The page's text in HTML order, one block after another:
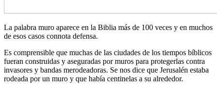
La palabra muro aparece en la Biblia más de 100 veces y en muchos
de esos casos connota defensa.
Es comprensible que muchas de las ciudades de los tiempos bíblicos
fueran construidas y aseguradas por muros para protegerlas contra
invasores y bandas merodeadoras. Se nos dice que Jerusalén estaba
rodeada por un muro y que había centinelas a su alrededor.